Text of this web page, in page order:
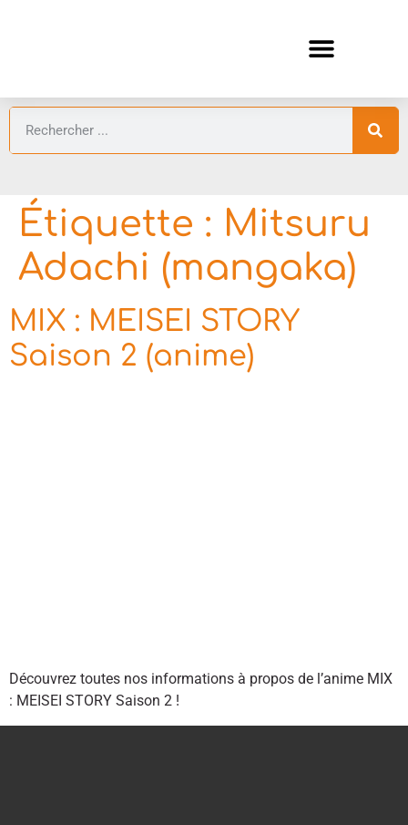
Étiquette : Mitsuru
Adachi (mangaka)
MIX : MEISEI STORY
Saison 2 (anime)
Découvrez toutes nos informations à propos de l’anime MIX
: MEISEI STORY Saison 2 !